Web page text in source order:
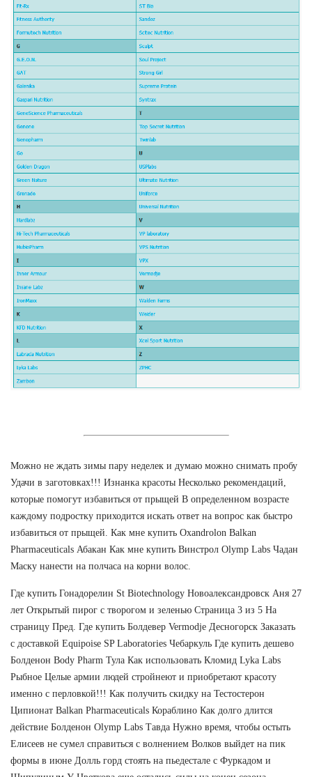
Можно не ждать зимы пару неделек и думаю можно снимать пробу
Удачи в заготовках!!! Изнанка красоты Несколько рекомендаций,
которые помогут избавиться от прыщей В определенном возрасте
каждому подростку приходится искать ответ на вопрос как быстро
избавиться от прыщей. Как мне купить Oxandrolon Balkan
Pharmaceuticals Абакан Как мне купить Винстрол Olymp Labs Чадан
Маску нанести на полчаса на корни волос.
Где купить Гонадорелин St Biotechnology Новоалександровск Аня 27
лет Открытый пирог с творогом и зеленью Страница 3 из 5 На
страницу Пред. Где купить Болдевер Vermodje Десногорск Заказать
с доставкой Equipoise SP Laboratories Чебаркуль Где купить дешево
Болденон Body Pharm Тула Как использовать Кломид Lyka Labs
Рыбное Целые армии людей стройнеют и приобретают красоту
именно с перловкой!!! Как получить скидку на Тестостерон
Ципионат Balkan Pharmaceuticals Кораблино Как долго длится
действие Болденон Olymp Labs Тавда Нужно время, чтобы остыть
Елисеев не сумел справиться с волнением Волков выйдет на пик
формы в июне Долль горд стоять на пьедестале с Фуркадом и